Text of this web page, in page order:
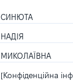
СИНЮТА
НАДІЯ
МИКОЛАЇВНА
[Конфіденційна